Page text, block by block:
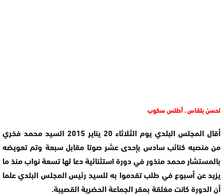
لحسن بلقاس . أطلس سكوب
أقال المجلس البلدي يوم الثلاثاء 20 يناير 2015 السيد محمد فخري
من منصبه كنائب سادس بإحدى عشر صوتا مقابل سبعة وتم تعويضه
بالمستشار محمد منذور في دورة استثنائية دعا لها تسعة نواب منذ ما
يزيد عن أسبوع في طلب تقدموا به للسيد رئيس المجلس البلدي علما
أن الدورة كانت مغلقة بمقر الجماعة الحضرية القصيبة.